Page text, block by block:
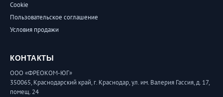
Cookie
Пользовательское соглашение
Условия продажи
КОНТАКТЫ
ООО «ФРЕОКОМ-ЮГ»
350065, Краснодарский край, г. Краснодар, ул. им. Валерия Гассия, д. 17,
помещ. 24